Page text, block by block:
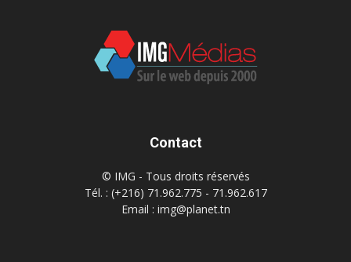
Contact
© IMG - Tous droits réservés
Tél. : (+216) 71.962.775 - 71.962.617
Email : img@planet.tn